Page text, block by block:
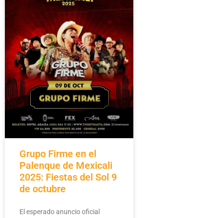
Grupo Firme en el
Palenque de Mexicali
2025: Fiestas del Sol 9
de octubre
El esperado anuncio oficial